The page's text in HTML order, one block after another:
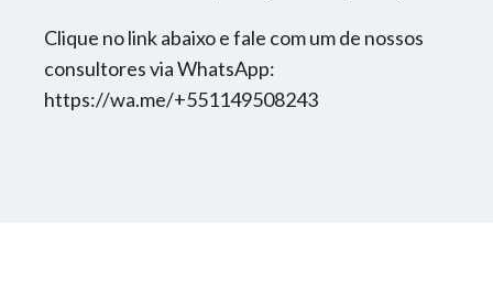
Clique no link abaixo e fale com um de nossos
consultores via WhatsApp:
https://wa.me/+551149508243